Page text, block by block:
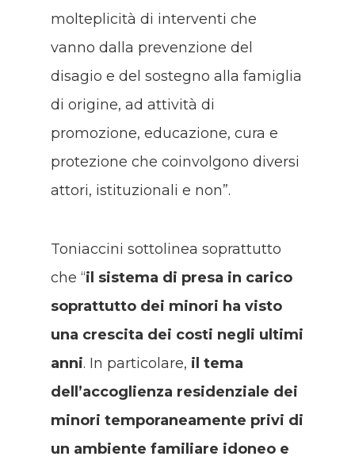
molteplicità di interventi che
vanno dalla prevenzione del
disagio e del sostegno alla famiglia
di origine, ad attività di
promozione, educazione, cura e
protezione che coinvolgono diversi
attori, istituzionali e non”.
Toniaccini sottolinea soprattutto
che “il sistema di presa in carico
soprattutto dei minori ha visto
una crescita dei costi negli ultimi
anni. In particolare, il tema
dell’accoglienza residenziale dei
minori temporaneamente privi di
un ambiente familiare idoneo e